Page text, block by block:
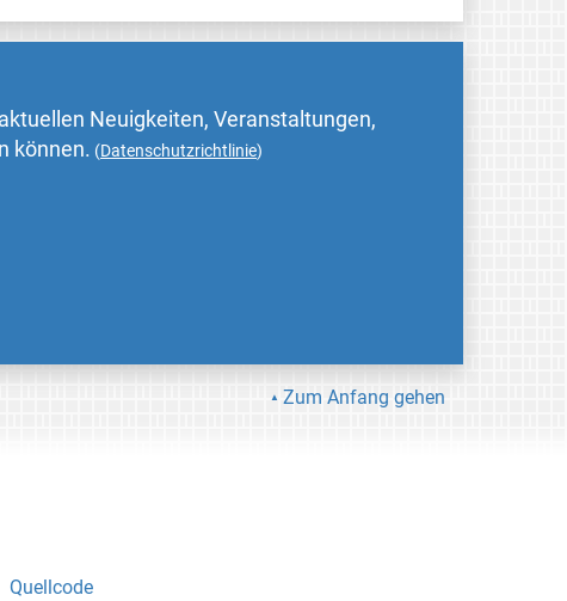
Neuigkeiten, Veranstaltungen,
können. (Datenschutzrichtlinie)
Zum Anfang gehen
Quellcode